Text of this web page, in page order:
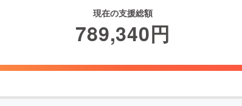
現在の支援総額
789,340円